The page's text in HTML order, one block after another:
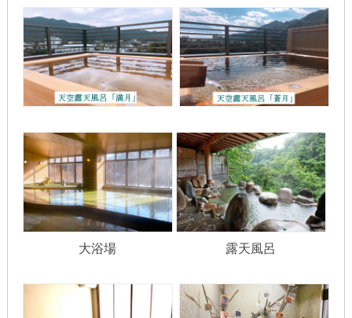
大浴場 露天風呂